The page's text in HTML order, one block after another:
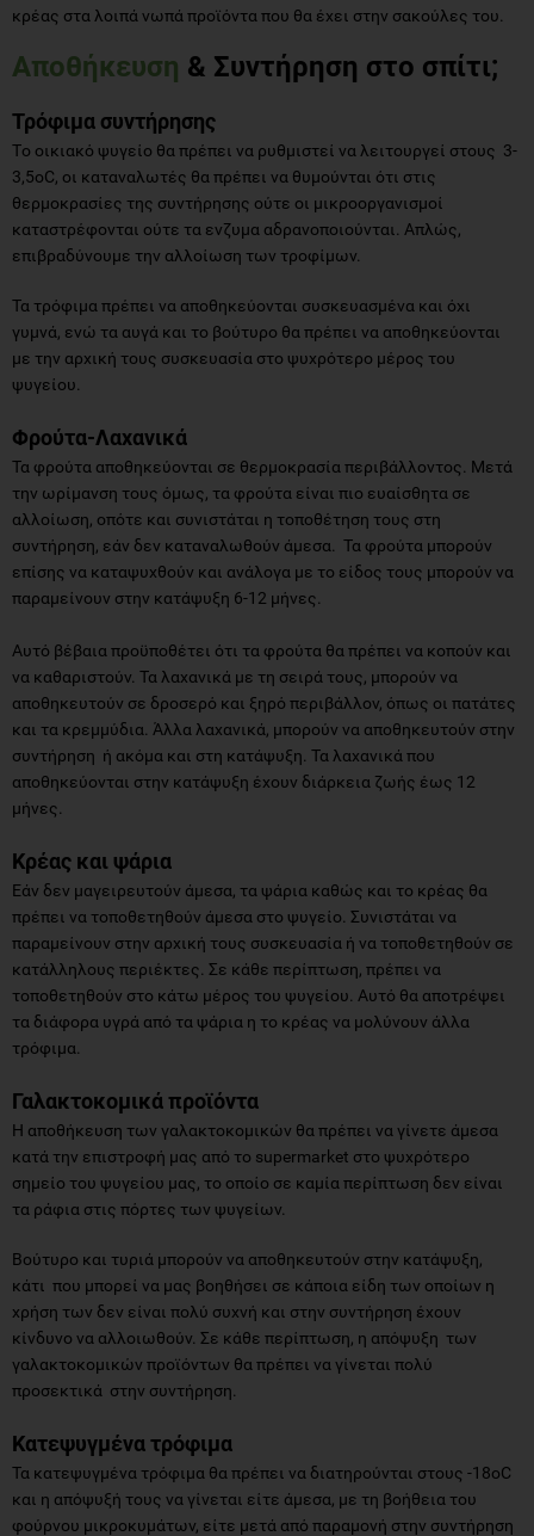
κρέας στα λοιπά νωπά προϊόντα που θα έχει στην σακούλες του.
Αποθήκευση & Συντήρηση στο σπίτι;
Τρόφιμα συντήρησης
Tο οικιακό ψυγείο θα πρέπει να ρυθμιστεί να λειτουργεί στους 3-
3,5οC, οι καταναλωτές θα πρέπει να θυμούνται ότι στις
θερμοκρασίες της συντήρησης ούτε οι μικροοργανισμοί
καταστρέφονται ούτε τα ενζυμα αδρανοποιούνται. Απλώς,
επιβραδύνουμε την αλλοίωση των τροφίμων.
Τα τρόφιμα πρέπει να αποθηκεύονται συσκευασμένα και όχι
γυμνά, ενώ τα αυγά και το βούτυρο θα πρέπει να αποθηκεύονται
με την αρχική τους συσκευασία στο ψυχρότερο μέρος του
ψυγείου.
Φρούτα-Λαχανικά
Τα φρούτα αποθηκεύονται σε θερμοκρασία περιβάλλοντος. Μετά
την ωρίμανση τους όμως, τα φρούτα είναι πιο ευαίσθητα σε
αλλοίωση, οπότε και συνιστάται η τοποθέτηση τους στη
συντήρηση, εάν δεν καταναλωθούν άμεσα. Τα φρούτα μπορούν
επίσης να καταψυχθούν και ανάλογα με το είδος τους μπορούν να
παραμείνουν στην κατάψυξη 6-12 μήνες.
Αυτό βέβαια προϋποθέτει ότι τα φρούτα θα πρέπει να κοπούν και
να καθαριστούν. Τα λαχανικά με τη σειρά τους, μπορούν να
αποθηκευτούν σε δροσερό και ξηρό περιβάλλον, όπως οι πατάτες
και τα κρεμμύδια. Άλλα λαχανικά, μπορούν να αποθηκευτούν στην
συντήρηση ή ακόμα και στη κατάψυξη. Τα λαχανικά που
αποθηκεύονται στην κατάψυξη έχουν διάρκεια ζωής έως 12
μήνες.
Κρέας και ψάρια
Εάν δεν μαγειρευτούν άμεσα, τα ψάρια καθώς και το κρέας θα
πρέπει να τοποθετηθούν άμεσα στο ψυγείο. Συνιστάται να
παραμείνουν στην αρχική τους συσκευασία ή να τοποθετηθούν σε
κατάλληλους περιέκτες. Σε κάθε περίπτωση, πρέπει να
τοποθετηθούν στο κάτω μέρος του ψυγείου. Αυτό θα αποτρέψει
τα διάφορα υγρά από τα ψάρια η το κρέας να μολύνουν άλλα
τρόφιμα.
Γαλακτοκομικά προϊόντα
Η αποθήκευση των γαλακτοκομικών θα πρέπει να γίνετε άμεσα
κατά την επιστροφή μας από το supermarket στο ψυχρότερο
σημείο του ψυγείου μας, το οποίο σε καμία περίπτωση δεν είναι
τα ράφια στις πόρτες των ψυγείων.
Βούτυρο και τυριά μπορούν να αποθηκευτούν στην κατάψυξη,
κάτι που μπορεί να μας βοηθήσει σε κάποια είδη των οποίων η
χρήση των δεν είναι πολύ συχνή και στην συντήρηση έχουν
κίνδυνο να αλλοιωθούν. Σε κάθε περίπτωση, η απόψυξη των
γαλακτοκομικών προϊόντων θα πρέπει να γίνεται πολύ
προσεκτικά στην συντήρηση.
Κατεψυγμένα τρόφιμα
Τα κατεψυγμένα τρόφιμα θα πρέπει να διατηρούνται στους -18οC
και η απόψυξή τους να γίνεται είτε άμεσα, με τη βοήθεια του
φούρνου μικροκυμάτων, είτε μετά από παραμονή στην συντήρηση